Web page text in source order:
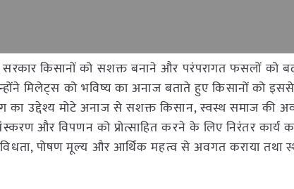
सरकार किसानों को सशक्त बनाने और परंपरागत फसलों को
मिलेट्स को भविष्य का अनाज बताते हुए किसानों को
का उद्देश्य मोटे अनाज से सशक्त किसान, स्वस्थ समाज की
और विपणन को प्रोत्साहित करने के लिए निरंतर कार्य
पोषण मूल्य और आर्थिक महत्व से अवगत कराया तथा